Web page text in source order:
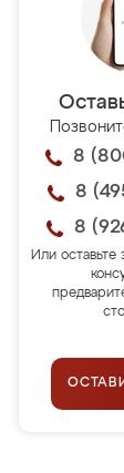
8
8
8
Или оставьте